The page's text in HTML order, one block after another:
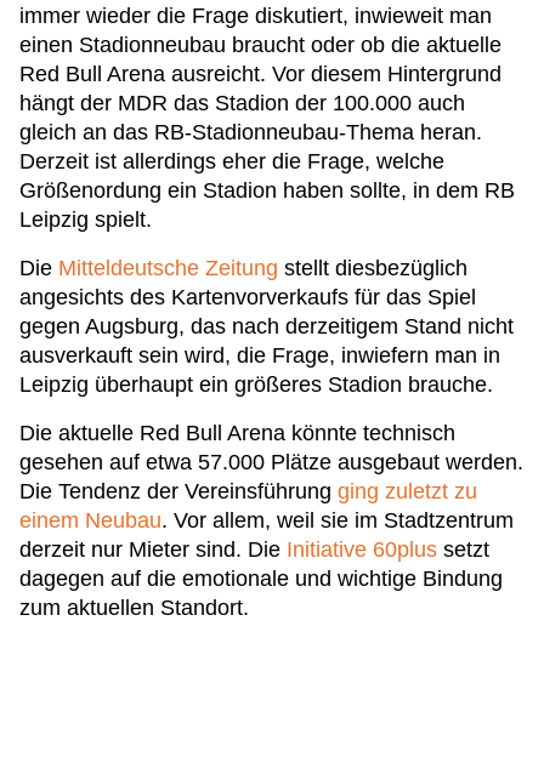
immer wieder die Frage diskutiert, inwieweit man
einen Stadionneubau braucht oder ob die aktuelle
Red Bull Arena ausreicht. Vor diesem Hintergrund
hängt der MDR das Stadion der 100.000 auch
gleich an das RB-Stadionneubau-Thema heran.
Derzeit ist allerdings eher die Frage, welche
Größenordung ein Stadion haben sollte, in dem RB
Leipzig spielt.
Die Mitteldeutsche Zeitung stellt diesbezüglich
angesichts des Kartenvorverkaufs für das Spiel
gegen Augsburg, das nach derzeitigem Stand nicht
ausverkauft sein wird, die Frage, inwiefern man in
Leipzig überhaupt ein größeres Stadion brauche.
Die aktuelle Red Bull Arena könnte technisch
gesehen auf etwa 57.000 Plätze ausgebaut werden.
Die Tendenz der Vereinsführung ging zuletzt zu
einem Neubau. Vor allem, weil sie im Stadtzentrum
derzeit nur Mieter sind. Die Initiative 60plus setzt
dagegen auf die emotionale und wichtige Bindung
zum aktuellen Standort.